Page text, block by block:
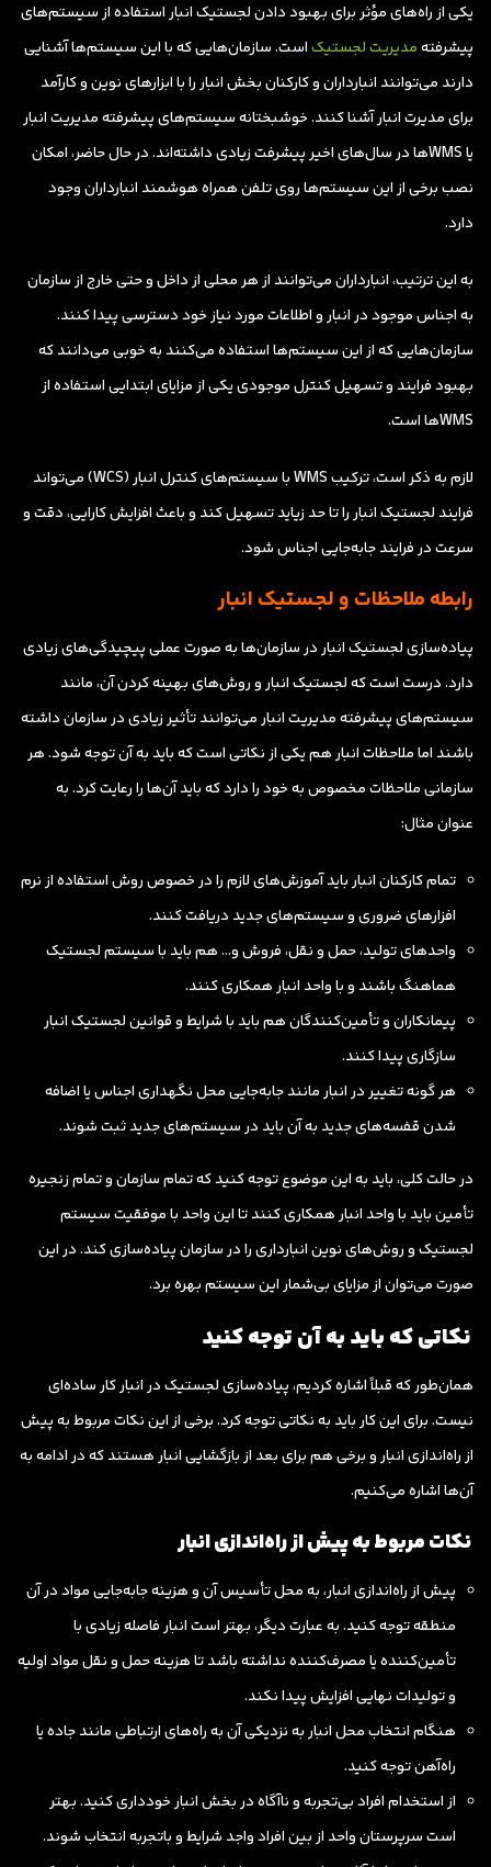
یکی از راه‌های مؤثر برای بهبود دادن لجستیک انبار استفاده از سیستم‌های
پیشرفتهمدیریت لجستیکاست. سازمان‌هایی که با این سیستم‌ها آشنایی
دارند می‌توانند انبارداران و کارکنان بخش انبار را با ابزارهای نوین و کارآمد
برای مدیرت انبار آشنا کنند. خوشبختانه سیستم‌های پیشرفته مدیریت انبار
یا WMSها در سال‌های اخیر پیشرفت زیادی داشته‌اند. در حال حاضر، امکان
نصب برخی از این سیستم‌ها روی تلفن همراه هوشمند انبارداران وجود
دارد.
به این ترتیب، انبارداران می‌توانند از هر محلی از داخل و حتی خارج از سازمان
به اجناس موجود در انبار و اطلاعات مورد نیاز خود دسترسی پیدا کنند.
سازمان‌هایی که از این سیستم‌ها استفاده می‌کنند به خوبی می‌دانند که
بهبود فرایند و تسهیل کنترل موجودی یکی از مزایای ابتدایی استفاده از
WMSها است.
لازم به ذکر است، ترکیب WMS با سیستم‌های کنترل انبار (WCS) می‌تواند
فرایند لجستیک انبار را تا حد زیاید تسهیل کند و باعث افزایش کارایی، دقت و
سرعت در فرایند جابه‌جایی اجناس شود.
رابطه ملاحظات و لجستیک انبار
پیاده‌سازی لجستیک انبار در سازمان‌ها به صورت عملی پیچیدگی‌های زیادی
دارد. درست است که لجستیک انبار و روش‌های بهینه کردن آن، مانند
سیستم‌های پیشرفته مدیریت انبار می‌توانند تأثیر زیادی در سازمان داشته
باشند اما ملاحظات انبار هم یکی از نکاتی است که باید به آن توجه شود. هر
سازمانی ملاحظات مخصوص به خود را دارد که باید آن‌ها را رعایت کرد. به
عنوان مثال:
تمام کارکنان انبار باید آموزش‌های لازم را در خصوص روش استفاده از نرم
افزارهای ضروری و سیستم‌های جدید دریافت کنند.
واحدهای تولید، حمل و نقل، فروش و… هم باید با سیستم لجستیک
هماهنگ باشند و با واحد انبار همکاری کنند.
پیمانکاران و تأمین‌کنندگان هم باید با شرایط و قوانین لجستیک انبار
سازگاری پیدا کنند.
هر گونه تغییر در انبار مانند جابه‌جایی محل نگهداری اجناس یا اضافه
شدن قفسه‌های جدید به آن باید در سیستم‌های جدید ثبت شوند.
در حالت کلی، باید به این موضوع توجه کنید که تمام سازمان و تمام زنجیره
تأمین باید با واحد انبار همکاری کنند تا این واحد با موفقیت سیستم
لجستیک و روش‌های نوین انبارداری را در سازمان پیاده‌سازی کند. در این
صورت می‌توان از مزایای بی‌شمار این سیستم بهره برد.
نکاتی که باید به آن توجه کنید
همان‌طور که قبلاً اشاره کردیم، پیاده‌سازی لجستیک در انبار کار ساده‌ای
نیست. برای این کار باید به نکاتی توجه کرد. برخی از این نکات مربوط به پیش
از راه‌اندازی انبار و برخی هم برای بعد از بازگشایی انبار هستند که در ادامه به
آن‌ها اشاره می‌کنیم.
نکات مربوط به پیش از راه‌اندازی انبار
پیش از راه‌اندازی انبار، به محل تأسیس آن و هزینه جابه‌جایی مواد در آن
منطقه توجه کنید. به عبارت دیگر، بهتر است انبار فاصله زیادی با
تأمین‌کننده یا مصرف‌کننده نداشته باشد تا هزینه حمل و نقل مواد اولیه
و تولیدات نهایی افزایش پیدا نکند.
هنگام انتخاب محل انبار به نزدیکی آن به راه‌های ارتباطی مانند جاده یا
راه‌آهن توجه کنید.
از استخدام افراد بی‌تجربه و ناآگاه در بخش انبار خودداری کنید. بهتر
است سرپرستان واحد از بین افراد واجد شرایط و باتجربه انتخاب شوند.